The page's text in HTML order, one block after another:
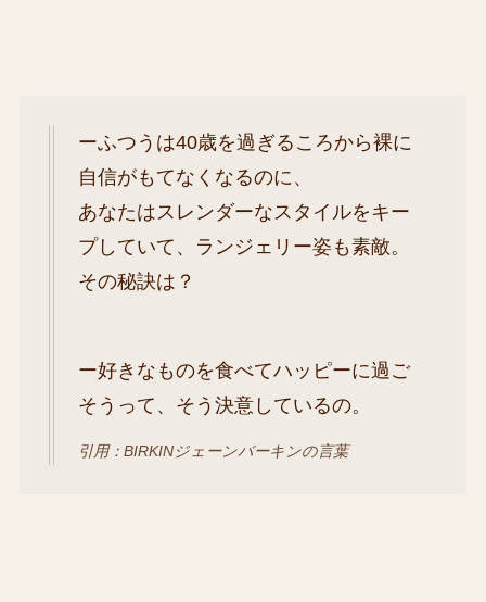
ーふつうは40歳を過ぎるころから裸に
自信がもてなくなるのに、
あなたはスレンダーなスタイルをキー
プしていて、ランジェリー姿も素敵。
その秘訣は？
ー好きなものを食べてハッピーに過ご
そうって、そう決意しているの。
引用：BIRKINジェーンバーキンの言葉